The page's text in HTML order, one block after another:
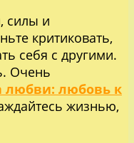
силы и
критиковать,
себя с другими.
Очень
любви: любовь к
жизнью,